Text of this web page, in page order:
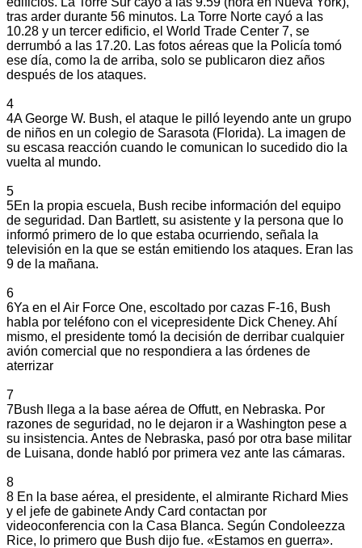
tras arder durante 56 minutos. La Torre Norte cayó a las
10.28 y un tercer edificio, el World Trade Center 7, se
derrumbó a las 17.20. Las fotos aéreas que la Policía tomó
ese día, como la de arriba, solo se publicaron diez años
después de los ataques.
4
4A George W. Bush, el ataque le pilló leyendo ante un grupo
de niños en un colegio de Sarasota (Florida). La imagen de
su escasa reacción cuando le comunican lo sucedido dio la
vuelta al mundo.
5
5En la propia escuela, Bush recibe información del equipo
de seguridad. Dan Bartlett, su asistente y la persona que lo
informó primero de lo que estaba ocurriendo, señala la
televisión en la que se están emitiendo los ataques. Eran las
9 de la mañana.
6
6Ya en el Air Force One, escoltado por cazas F-16, Bush
habla por teléfono con el vicepresidente Dick Cheney. Ahí
mismo, el presidente tomó la decisión de derribar cualquier
avión comercial que no respondiera a las órdenes de
aterrizar
7
7Bush llega a la base aérea de Offutt, en Nebraska. Por
razones de seguridad, no le dejaron ir a Washington pese a
su insistencia. Antes de Nebraska, pasó por otra base militar
de Luisana, donde habló por primera vez ante las cámaras.
8
8 En la base aérea, el presidente, el almirante Richard Mies
y el jefe de gabinete Andy Card contactan por
videoconferencia con la Casa Blanca. Según Condoleezza
Rice, lo primero que Bush dijo fue. «Estamos en guerra».